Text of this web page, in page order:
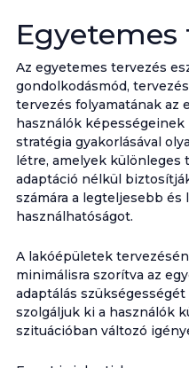
Egyetemes
Az egyetemes tervezés
gondolkodásmód,
tervezés folyamatának az
használók
stratégia gyakorlásával
létre, amelyek különleges
adaptáció nélkül
számára a legteljesebb és
használhatóságot.
A lakóépületek
minimálisra szorítva az
adaptálás
szolgáljuk ki a használók
szituációban változó